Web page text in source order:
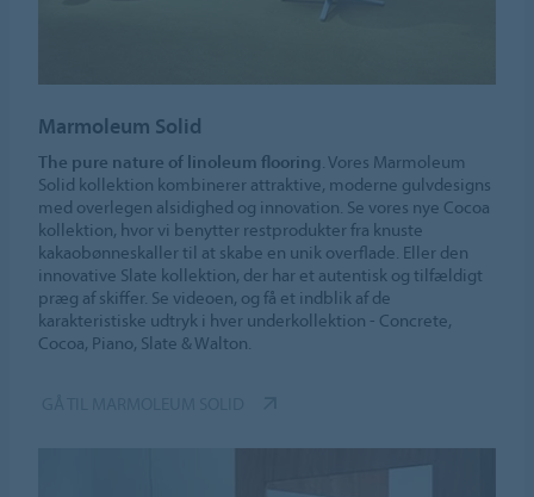
Marmoleum Solid
The pure nature of linoleum flooring. Vores Marmoleum
Solid kollektion kombinerer attraktive, moderne gulvdesigns
med overlegen alsidighed og innovation. Se vores nye Cocoa
kollektion, hvor vi benytter restprodukter fra knuste
kakaobønneskaller til at skabe en unik overflade. Eller den
innovative Slate kollektion, der har et autentisk og tilfældigt
præg af skiffer. Se videoen, og få et indblik af de
karakteristiske udtryk i hver underkollektion - Concrete,
Cocoa, Piano, Slate & Walton.